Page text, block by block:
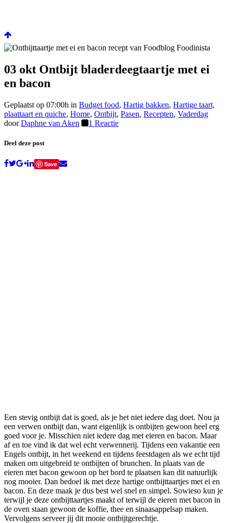
03 okt Ontbijt bladerdeegtaartje met ei
en bacon
Geplaatst op 07:00h in Budget food, Hartig bakken, Hartige taart,
plaattaart en quiche, Home, Ontbijt, Pasen, Recepten, Vaderdag
doorDaphne van Aken 1 Reactie
Deel deze post
Save
Een stevig ontbijt dat is goed, als je het niet iedere dag doet. Nou ja
een verwen ontbijt dan, want eigenlijk is ontbijten gewoon heel erg
goed voor je. Misschien niet iedere dag met eieren en bacon. Maar
af en toe vind ik dat wel echt verwennerij. Tijdens een vakantie een
Engels ontbijt, in het weekend en tijdens feestdagen als we echt tijd
maken om uitgebreid te ontbijten of brunchen. In plaats van de
eieren met bacon gewoon op het bord te plaatsen kan dit natuurlijk
nog mooier. Dan bedoel ik met deze hartige ontbijttaartjes met ei en
bacon. En deze maak je dus best wel snel en simpel. Sowieso kun je
terwijl je deze ontbijttaartjes maakt of terwijl de eieren met bacon in
de oven staan gewoon de koffie, thee en sinaasappelsap maken.
Vervolgens serveer jij dit mooie ontbijtgerechtje.